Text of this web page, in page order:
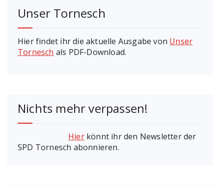
Unser Tornesch
Hier findet ihr die aktuelle Ausgabe von Unser
Tornesch als PDF-Download.
Nichts mehr verpassen!
Hierkönnt ihr den Newsletter der
SPD Tornesch abonnieren.